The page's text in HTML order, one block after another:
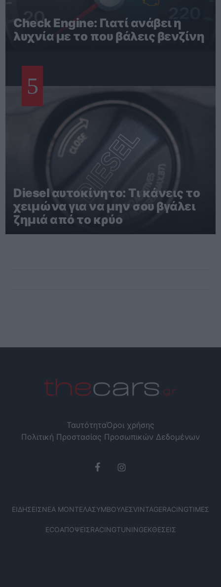
Check Engine: Γιατί ανάβει η
λυχνία με το που βάλεις βενζίνη
5
Diesel αυτοκίνητο: Τι κάνεις το
χειμώνα για να μην σου βγάλει
ζημιά από το κρύο
ΤαυτότηταΌροι χρήσης
Πολιτική Προστασίας Προσωπικών Δεδομένων
ΕΙΔΉΣΕΙΣΝΈΑ ΜΟΝΤΈΛΑΣΥΜΒΟΥΛΈΣVINTAGERACINGΤΙΜΈΣ
ECOΑΠΌΨΕΙΣRACINGTUNINGΕΚΘΈΣΕΙΣ